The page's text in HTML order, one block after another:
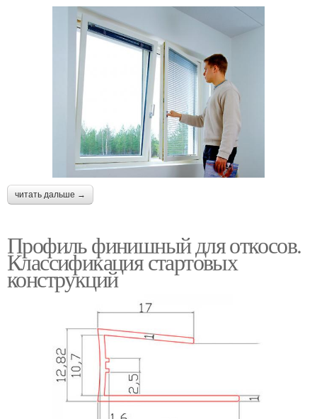
читать дальше →
Профиль финишный для откосов.
Классификация стартовых
конструкций